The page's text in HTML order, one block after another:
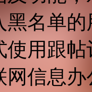
黑名单
使用跟
网信息